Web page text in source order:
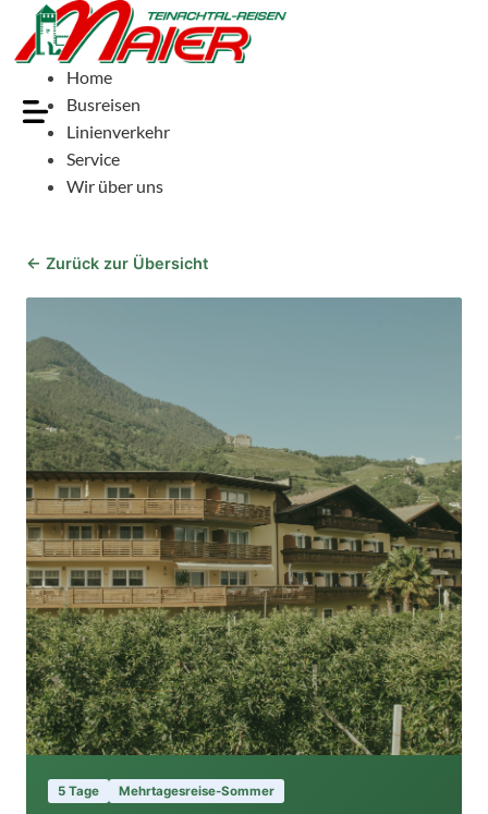
Home
Busreisen
Linienverkehr
Service
Wir über uns
← Zurück zur Übersicht
5 Tage Mehrtagesreise-Sommer